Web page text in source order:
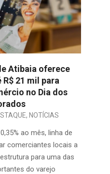
Atibaia oferece
21 mil para
no Dia dos
, NOTÍCIAS
ao mês, linha de
comerciantes locais a
para uma das
do varejo